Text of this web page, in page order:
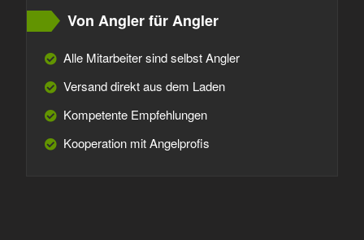
Von Angler für Angler
Alle Mitarbeiter sind selbst Angler
Versand direkt aus dem Laden
Kompetente Empfehlungen
Kooperation mit Angelprofis